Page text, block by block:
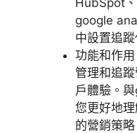
HubSpot、
google
中設置追
功能和作
管理和追
戶體驗。與
您更好地
的營銷策略